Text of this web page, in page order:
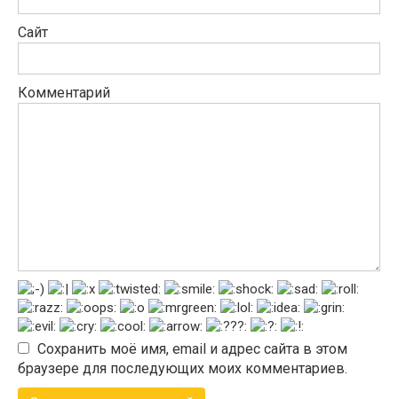
Сайт
Комментарий
Сохранить моё имя, email и адрес сайта в этом
браузере для последующих моих комментариев.